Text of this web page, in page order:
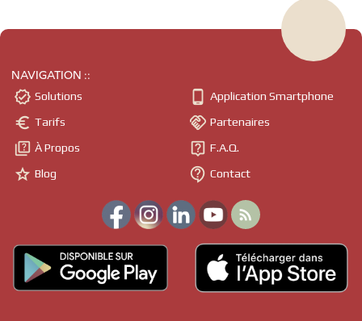
NAVIGATION ::
 Solutions
 Tarifs
 À Propos
 Blog
 Application Smartphone
 Partenaires
 F.A.Q.
 Contact
